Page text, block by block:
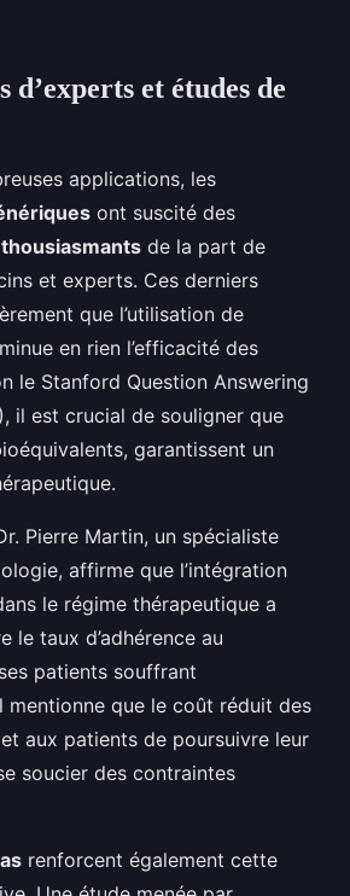
d’experts et études de
applications, les
ont suscité des
de la part de
et experts. Ces derniers
que l’utilisation de
en rien l’efficacité des
le Stanford Question Answering
il est crucial de souligner que
garantissent un
Pierre Martin, un spécialiste
affirme que l’intégration
le régime thérapeutique a
le taux d’adhérence au
patients souffrant
mentionne que le coût réduit des
aux patients de poursuivre leur
soucier des contraintes
renforcent également cette